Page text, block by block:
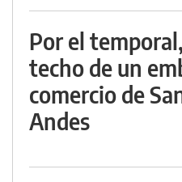
Por el
techo de un
comercio de
Andes